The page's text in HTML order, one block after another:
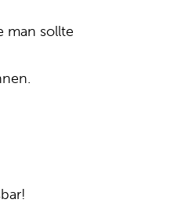
man sollte